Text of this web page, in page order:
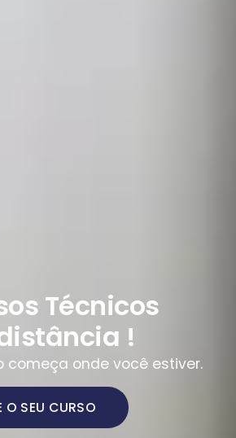
Técnicos
!
começa onde você estiver.
O SEU CURSO